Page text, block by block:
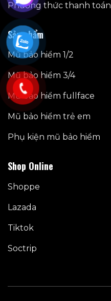
Phương thức thanh toán
Sản phẩm
Mũ bảo hiểm 1/2
Mũ bảo hiểm 3/4
Mũ bảo hiểm fullface
Mũ bảo hiểm trẻ em
Phụ kiện mũ bảo hiểm
Shop Online
Shoppe
Lazada
Tiktok
Soctrip